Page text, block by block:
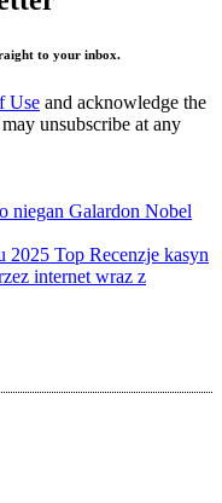
to your inbox.
Use and acknowledge the
unsubscribe at any
niegan Galardon Nobel
Top Recenzje kasyn
internet wraz z